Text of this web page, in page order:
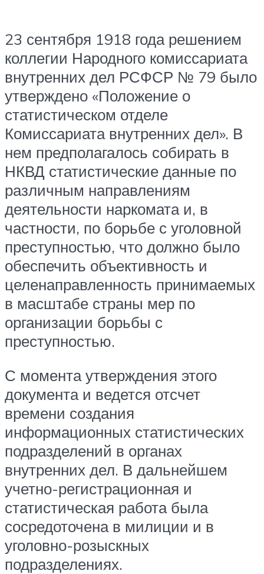
23 сентября 1918 года решением
коллегии Народного комиссариата
внутренних дел РСФСР № 79 было
утверждено «Положение о
статистическом отделе
Комиссариата внутренних дел». В
нем предполагалось собирать в
НКВД статистические данные по
различным направлениям
деятельности наркомата и, в
частности, по борьбе с уголовной
преступностью, что должно было
обеспечить объективность и
целенаправленность принимаемых
в масштабе страны мер по
организации борьбы с
преступностью.
С момента утверждения этого
документа и ведется отсчет
времени создания
информационных статистических
подразделений в органах
внутренних дел. В дальнейшем
учетно-регистрационная и
статистическая работа была
сосредоточена в милиции и в
уголовно-розыскных
подразделениях.